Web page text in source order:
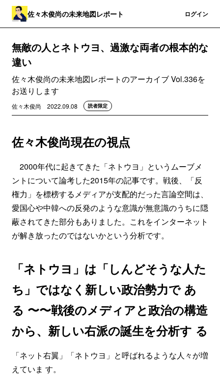
佐々木俊尚の未来地図レポート ログイン
無敵の人とネトウヨ、過激な両者の根本的な
違い
佐々木俊尚の未来地図レポートのアーカイブ Vol.336を
お送りします
佐々木俊尚 2022.09.08 読者限定
佐々木俊尚現在の視点
2000年代に起きてきた「ネトウヨ」というムーブメ
ントについて論考した2015年の記事です。戦後、「反
権力」を標榜するメディアが支配的だった言論空間は、
愛国心や中韓への反発のような意識が無意識のうちに隠
蔽されてきた部分もありました。これをインターネット
が解き放ったのではないかという分析です。
「ネトウヨ」は「しんどそうな人た
ち」ではなく新しい政治勢力で あ
る 〜〜戦後のメディアと政治の構造
から、新しい右派の誕生を分析す る
「ネット右翼」「ネトウヨ」と呼ばれるような人々が増
えていま す。